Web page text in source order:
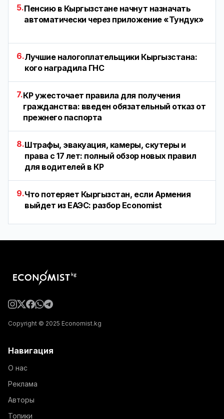
5.Пенсию в Кыргызстане начнут назначать
автоматически через приложение «Тундук»
6.Лучшие налогоплательщики Кыргызстана:
кого наградила ГНС
7.КР ужесточает правила для получения
гражданства: введен обязательный отказ от
прежнего паспорта
8.Штрафы, эвакуация, камеры, скутеры и
права с 17 лет: полный обзор новых правил
для водителей в КР
9.Что потеряет Кыргызстан, если Армения
выйдет из ЕАЭС: разбор Economist
Copyright © 2025 Economist.kg
Навигация
О нас
Реклама
Авторы
Топики